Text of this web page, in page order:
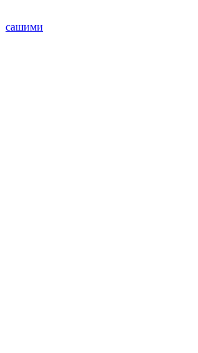
сашими